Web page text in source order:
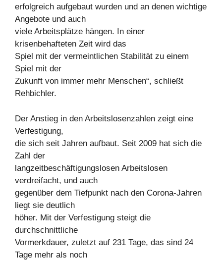
erfolgreich aufgebaut wurden und an denen wichtige
Angebote und auch
viele Arbeitsplätze hängen. In einer
krisenbehafteten Zeit wird das
Spiel mit der vermeintlichen Stabilität zu einem
Spiel mit der
Zukunft von immer mehr Menschen“, schließt
Rehbichler.
Der Anstieg in den Arbeitslosenzahlen zeigt eine
Verfestigung,
die sich seit Jahren aufbaut. Seit 2009 hat sich die
Zahl der
langzeitbeschäftigungslosen Arbeitslosen
verdreifacht, und auch
gegenüber dem Tiefpunkt nach den Corona-Jahren
liegt sie deutlich
höher. Mit der Verfestigung steigt die
durchschnittliche
Vormerkdauer, zuletzt auf 231 Tage, das sind 24
Tage mehr als noch